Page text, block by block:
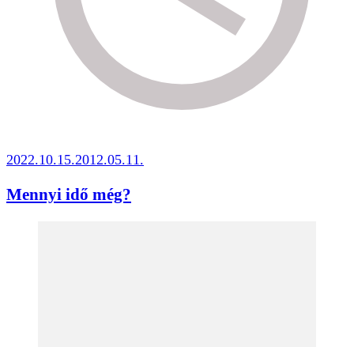
2022.10.15.2012.05.11.
Mennyi idő még?